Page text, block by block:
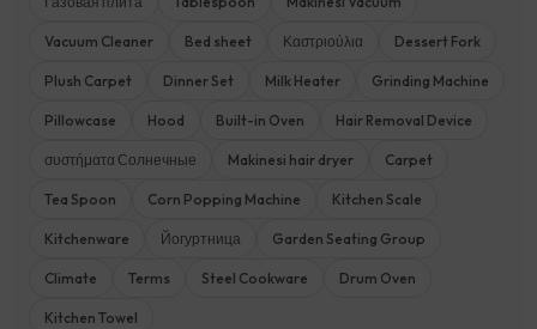
Vacuum Cleaner Bed sheet Καστριούλια Dessert Fork
Plush Carpet Dinner Set Milk Heater Grinding Machine
Pillowcase Hood Built-in Oven Hair Removal Device
συστήματα Солнечные Makinesi hair dryer Carpet
Tea Spoon Corn Popping Machine Kitchen Scale
Kitchenware Йогуртница Garden Seating Group
Climate Terms Steel Cookware Drum Oven
Kitchen Towel